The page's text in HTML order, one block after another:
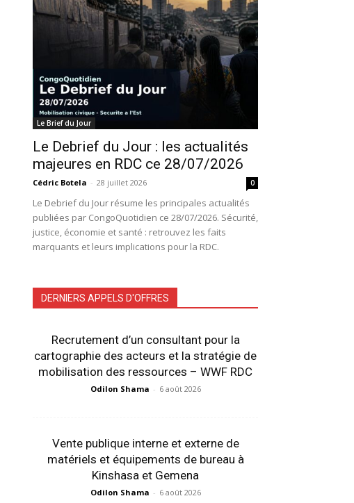
Le Brief du Jour
Le Debrief du Jour : les actualités
majeures en RDC ce 28/07/2026
Cédric Botela - 28 juillet 2026 0
Le Debrief du Jour résume les principales actualités
publiées par CongoQuotidien ce 28/07/2026. Sécurité,
justice, économie et santé : retrouvez les faits
marquants et leurs implications pour la RDC.
DERNIERS APPELS D'OFFRES
Recrutement d’un consultant pour la
cartographie des acteurs et la stratégie de
mobilisation des ressources – WWF RDC
Odilon Shama - 6 août 2026
Vente publique interne et externe de
matériels et équipements de bureau à
Kinshasa et Gemena
Odilon Shama - 6 août 2026